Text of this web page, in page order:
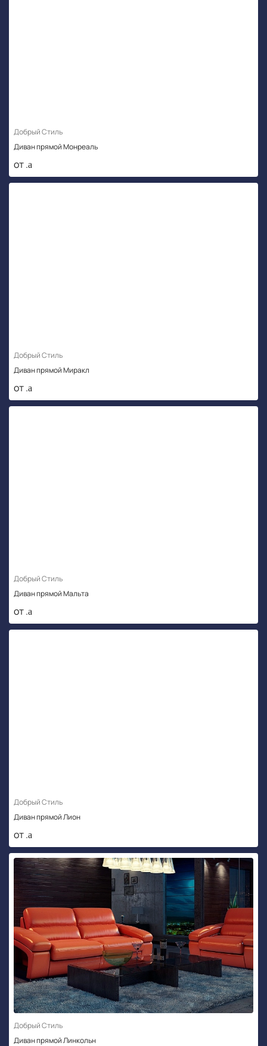
Добрый Стиль
Диван прямой Монреаль
от .
Добрый Стиль
Диван прямой Миракл
от .
Добрый Стиль
Диван прямой Мальта
от .
Добрый Стиль
Диван прямой Лион
от .
Добрый Стиль
Диван прямой Линкольн